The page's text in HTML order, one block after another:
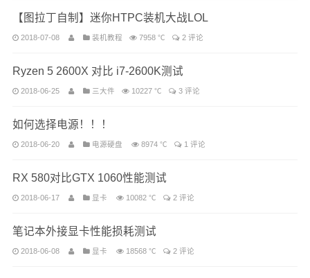
【图拉丁自制】迷你HTPC装机大战LOL
2018-07-08 装机教程 7958 ℃ 2 评论
Ryzen 5 2600X 对比 i7-2600K测试
2018-06-25 三大件 10227 ℃ 3 评论
如何选择电源！！！
2018-06-20 电源硬盘 8974 ℃ 1 评论
RX 580对比GTX 1060性能测试
2018-06-17 显卡 10082 ℃ 2 评论
笔记本外接显卡性能损耗测试
2018-06-08 显卡 18568 ℃ 2 评论